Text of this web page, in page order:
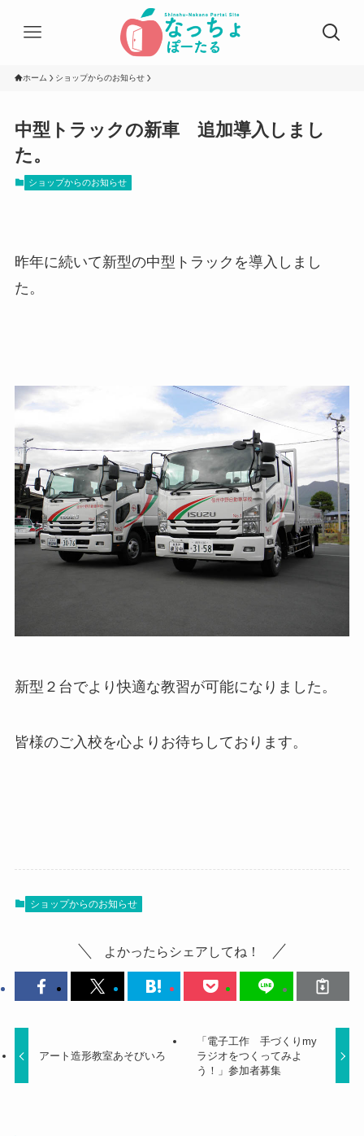
ホーム ショップからのお知らせ
中型トラックの新車 追加導入しまし
た。
ショップからのお知らせ
昨年に続いて新型の中型トラックを導入しまし
た。
新型２台でより快適な教習が可能になりました。
皆様のご入校を心よりお待ちしております。
ショップからのお知らせ
よかったらシェアしてね！
アート造形教室あそびいろ
「電子工作 手づくりmy
ラジオをつくってみよ
う！」参加者募集